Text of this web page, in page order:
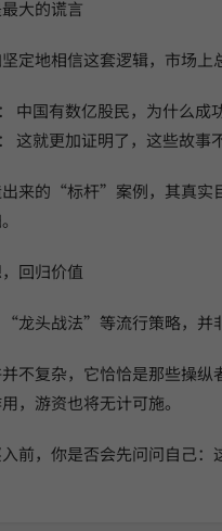
大的谎言
定地相信这套逻辑，市场
中国有数亿股民，为什么
这就更加证明了，这些故事
来的“标杆”案例，其真实
回归价值
龙头战法”等流行策略，并
不复杂，它恰恰是那些操
，游资也将无计可施。
前，你是否会先问问自己：